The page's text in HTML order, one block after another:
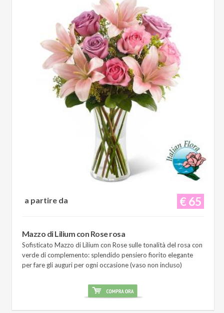
€ 65
a partire da
Mazzo di Lilium con Rose rosa
Sofisticato Mazzo di Lilium con Rose sulle tonalità del rosa con
verde di complemento: splendido pensiero fiorito elegante
per fare gli auguri per ogni occasione (vaso non incluso)